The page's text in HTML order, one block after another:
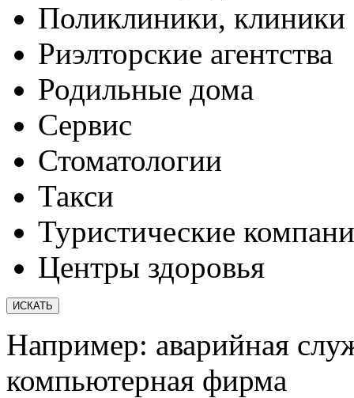
Поликлиники, клиники
Риэлторские агентства
Родильные дома
Сервис
Стоматологии
Такси
Туристические
Центры здоровья
Например: аварийная
компьютерная фирма